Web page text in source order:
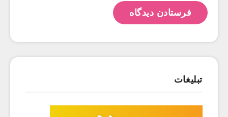
تبلیغات